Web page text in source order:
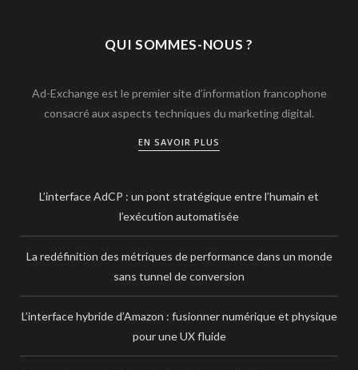
QUI SOMMES-NOUS ?
Ad-Exchange est le premier site d’information francophone
consacré aux aspects techniques du marketing digital.
EN SAVOIR PLUS
L’interface AdCP : un pont stratégique entre l’humain et
l’exécution automatisée
La redéfinition des métriques de performance dans un monde
sans tunnel de conversion
L’interface hybride d’Amazon : fusionner numérique et physique
pour une UX fluide